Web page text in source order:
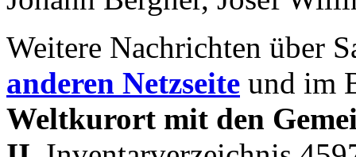
Weitere Nachrichten über
anderen Netzseite und im
Weltkurort mit den